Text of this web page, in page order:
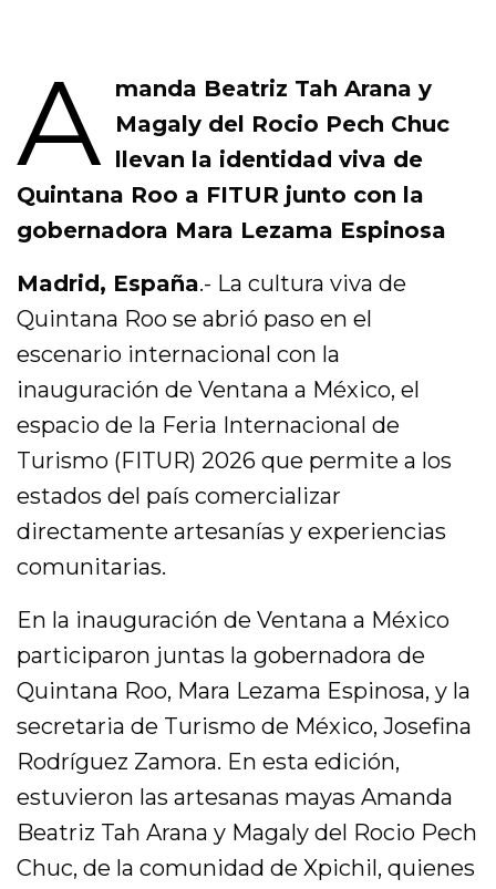
A manda Beatriz Tah Arana y
Magaly del Rocio Pech Chuc
llevan la identidad viva de
Quintana Roo a FITUR junto con la
gobernadora Mara Lezama Espinosa
Madrid, España.- La cultura viva de
Quintana Roo se abrió paso en el
escenario internacional con la
inauguración de Ventana a México, el
espacio de la Feria Internacional de
Turismo (FITUR) 2026 que permite a los
estados del país comercializar
directamente artesanías y experiencias
comunitarias.
En la inauguración de Ventana a México
participaron juntas la gobernadora de
Quintana Roo, Mara Lezama Espinosa, y la
secretaria de Turismo de México, Josefina
Rodríguez Zamora. En esta edición,
estuvieron las artesanas mayas Amanda
Beatriz Tah Arana y Magaly del Rocio Pech
Chuc, de la comunidad de Xpichil, quienes